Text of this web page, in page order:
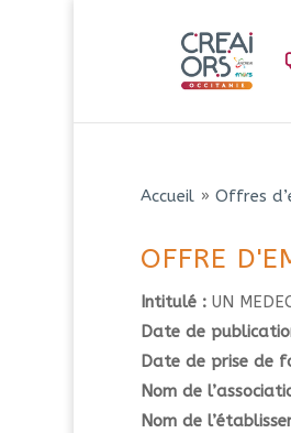
Accueil» Offres
OFFRE
Intitulé : UN
Date de
Date de prise de
Nom de
Nom de